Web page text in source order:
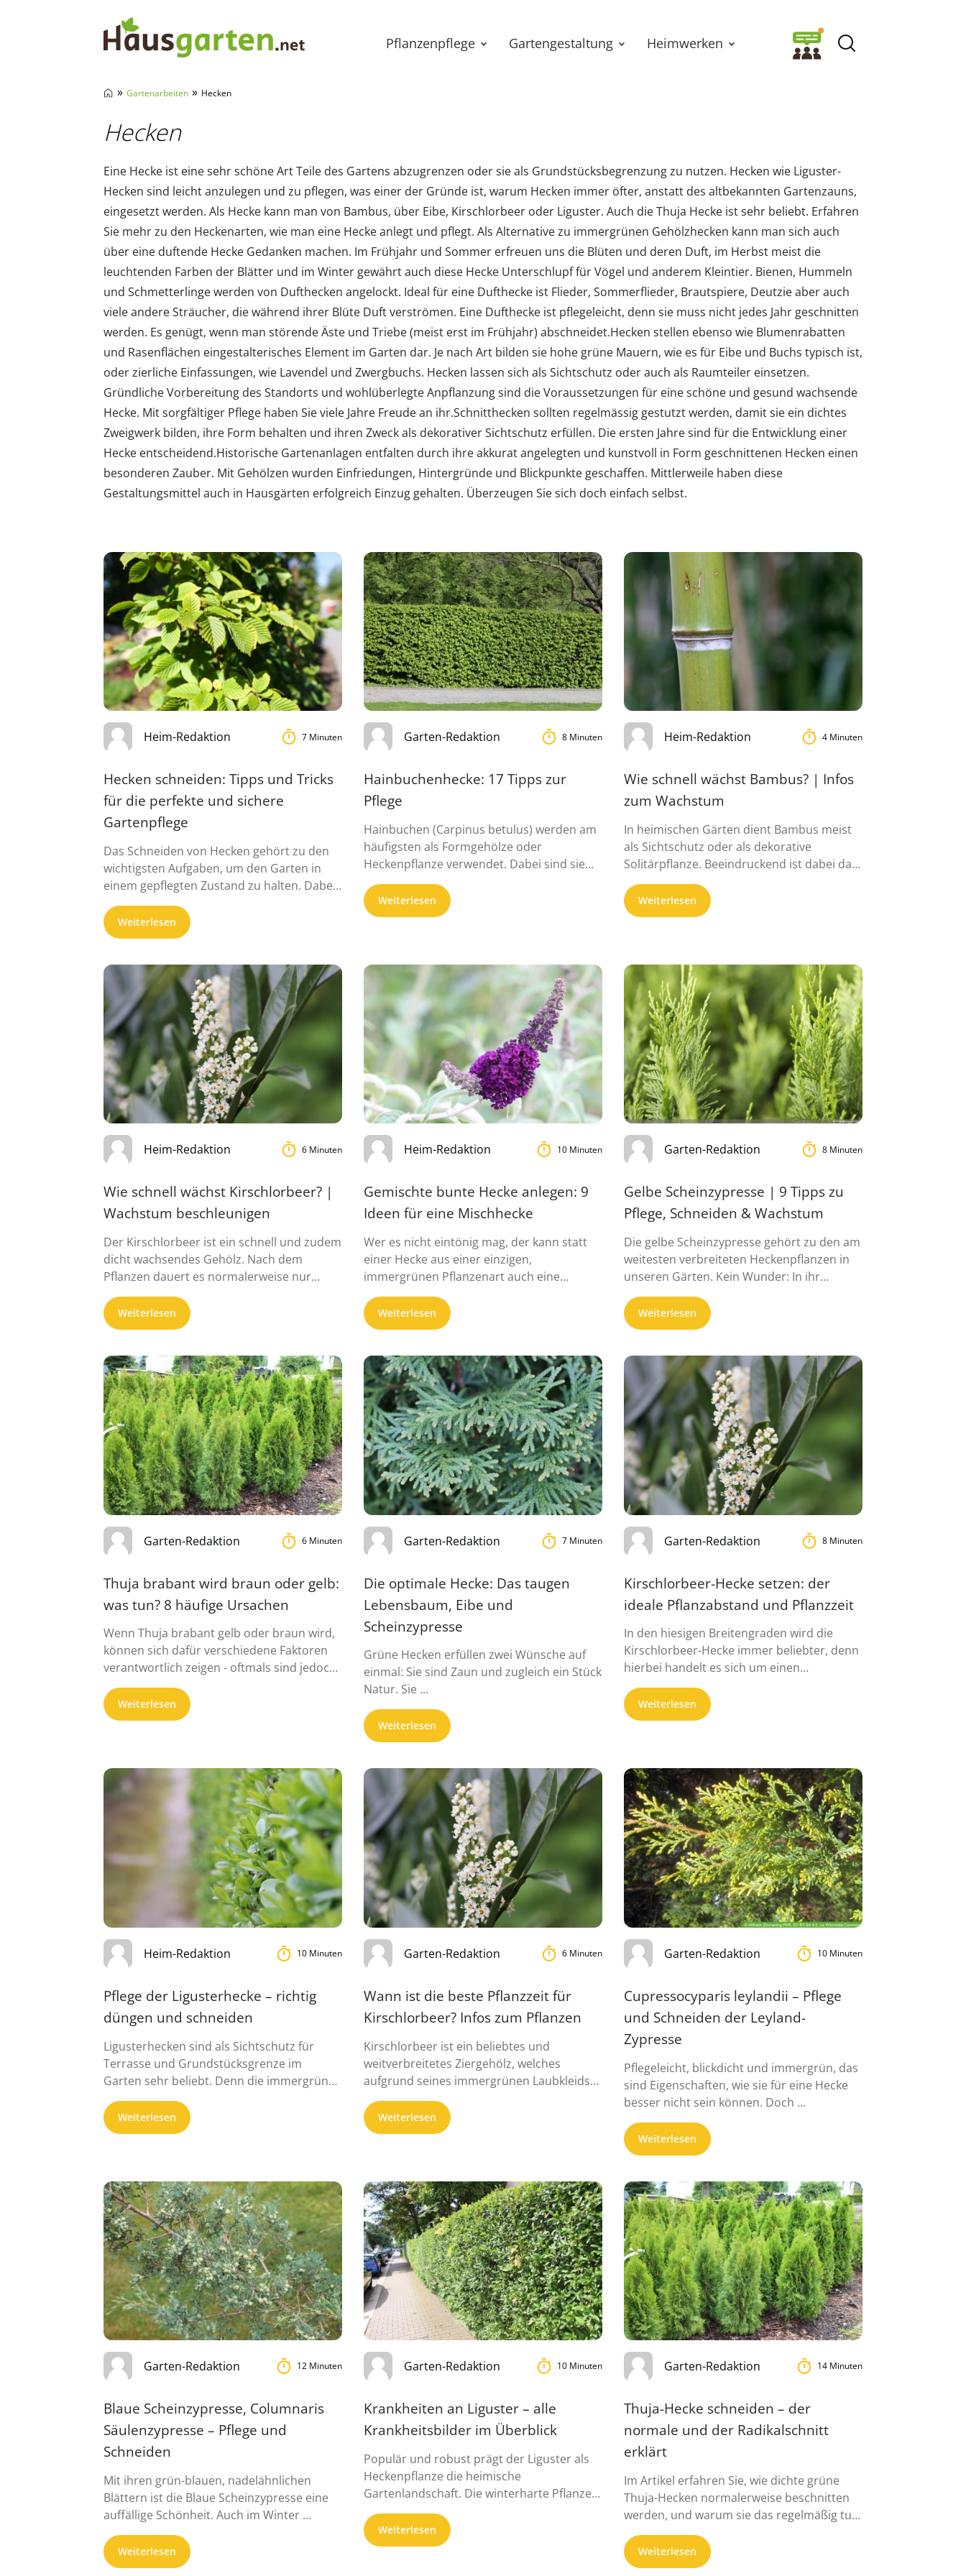
Pflanzenpflege Gartengestaltung Heimwerken
» Gartenarbeiten » Hecken
Hecken
Eine Hecke ist eine sehr schöne Art Teile des Gartens abzugrenzen oder sie als Grundstücksbegrenzung zu nutzen. Hecken wie Liguster-
Hecken sind leicht anzulegen und zu pflegen, was einer der Gründe ist, warum Hecken immer öfter, anstatt des altbekannten Gartenzauns,
eingesetzt werden. Als Hecke kann man von Bambus, über Eibe, Kirschlorbeer oder Liguster. Auch die Thuja Hecke ist sehr beliebt. Erfahren
Sie mehr zu den Heckenarten, wie man eine Hecke anlegt und pflegt. Als Alternative zu immergrünen Gehölzhecken kann man sich auch
über eine duftende Hecke Gedanken machen. Im Frühjahr und Sommer erfreuen uns die Blüten und deren Duft, im Herbst meist die
leuchtenden Farben der Blätter und im Winter gewährt auch diese Hecke Unterschlupf für Vögel und anderem Kleintier. Bienen, Hummeln
und Schmetterlinge werden von Dufthecken angelockt. Ideal für eine Dufthecke ist Flieder, Sommerflieder, Brautspiere, Deutzie aber auch
viele andere Sträucher, die während ihrer Blüte Duft verströmen. Eine Dufthecke ist pflegeleicht, denn sie muss nicht jedes Jahr geschnitten
werden. Es genügt, wenn man störende Äste und Triebe (meist erst im Frühjahr) abschneidet.Hecken stellen ebenso wie Blumenrabatten
und Rasenflächen eingestalterisches Element im Garten dar. Je nach Art bilden sie hohe grüne Mauern, wie es für Eibe und Buchs typisch ist,
oder zierliche Einfassungen, wie Lavendel und Zwergbuchs. Hecken lassen sich als Sichtschutz oder auch als Raumteiler einsetzen.
Gründliche Vorbereitung des Standorts und wohlüberlegte Anpflanzung sind die Voraussetzungen für eine schöne und gesund wachsende
Hecke. Mit sorgfältiger Pflege haben Sie viele Jahre Freude an ihr.Schnitthecken sollten regelmässig gestutzt werden, damit sie ein dichtes
Zweigwerk bilden, ihre Form behalten und ihren Zweck als dekorativer Sichtschutz erfüllen. Die ersten Jahre sind für die Entwicklung einer
Hecke entscheidend.Historische Gartenanlagen entfalten durch ihre akkurat angelegten und kunstvoll in Form geschnittenen Hecken einen
besonderen Zauber. Mit Gehölzen wurden Einfriedungen, Hintergründe und Blickpunkte geschaffen. Mittlerweile haben diese
Gestaltungsmittel auch in Hausgärten erfolgreich Einzug gehalten. Überzeugen Sie sich doch einfach selbst.
Heim-Redaktion 7 Minuten
Hecken schneiden: Tipps und Tricks
für die perfekte und sichere
Gartenpflege
Das Schneiden von Hecken gehört zu den
wichtigsten Aufgaben, um den Garten in
einem gepflegten Zustand zu halten. Dabei
Weiterlesen
Garten-Redaktion 8 Minuten
Hainbuchenhecke: 17 Tipps zur
Pflege
Hainbuchen (Carpinus betulus) werden am
häufigsten als Formgehölze oder
Heckenpflanze verwendet. Dabei sind sie
eigentlich gar keine Buchen, ...
Weiterlesen
Heim-Redaktion 4 Minuten
Wie schnell wächst Bambus? | Infos
zum Wachstum
In heimischen Gärten dient Bambus meist
als Sichtschutz oder als dekorative
Solitärpflanze. Beeindruckend ist dabei das
schnelle Wachstum, ...
Weiterlesen
Heim-Redaktion 6 Minuten
Wie schnell wächst Kirschlorbeer? |
Wachstum beschleunigen
Der Kirschlorbeer ist ein schnell und zudem
dicht wachsendes Gehölz. Nach dem
Pflanzen dauert es normalerweise nur
wenige Jahre, ...
Weiterlesen
Heim-Redaktion 10 Minuten
Gemischte bunte Hecke anlegen: 9
Ideen für eine Mischhecke
Wer es nicht eintönig mag, der kann statt
einer Hecke aus einer einzigen,
immergrünen Pflanzenart auch eine
Mischhecke ...
Weiterlesen
Garten-Redaktion 8 Minuten
Gelbe Scheinzypresse | 9 Tipps zu
Pflege, Schneiden & Wachstum
Die gelbe Scheinzypresse gehört zu den am
weitesten verbreiteten Heckenpflanzen in
unseren Gärten. Kein Wunder: In ihr
verbinden ...
Weiterlesen
Garten-Redaktion 6 Minuten
Thuja brabant wird braun oder gelb:
was tun? 8 häufige Ursachen
Wenn Thuja brabant gelb oder braun wird,
können sich dafür verschiedene Faktoren
verantwortlich zeigen - oftmals sind jedoch
Weiterlesen
Garten-Redaktion 7 Minuten
Die optimale Hecke: Das taugen
Lebensbaum, Eibe und
Scheinzypresse
Grüne Hecken erfüllen zwei Wünsche auf
einmal: Sie sind Zaun und zugleich ein Stück
Natur. Sie ...
Weiterlesen
Garten-Redaktion 8 Minuten
Kirschlorbeer-Hecke setzen: der
ideale Pflanzabstand und Pflanzzeit
In den hiesigen Breitengraden wird die
Kirschlorbeer-Hecke immer beliebter, denn
hierbei handelt es sich um einen
immergrünen Strauch, der ...
Weiterlesen
Heim-Redaktion 10 Minuten
Pflege der Ligusterhecke – richtig
düngen und schneiden
Ligusterhecken sind als Sichtschutz für
Terrasse und Grundstücksgrenze im
Garten sehr beliebt. Denn die immergrüne
Hecke wä...
Weiterlesen
Garten-Redaktion 6 Minuten
Wann ist die beste Pflanzzeit für
Kirschlorbeer? Infos zum Pflanzen
Kirschlorbeer ist ein beliebtes und
weitverbreitetes Ziergehölz, welches
aufgrund seines immergrünen Laubkleids
überwiegend für Hecken genutzt wird. ...
Weiterlesen
Garten-Redaktion 10 Minuten
Cupressocyparis leylandii – Pflege
und Schneiden der Leyland-
Zypresse
Pflegeleicht, blickdicht und immergrün, das
sind Eigenschaften, wie sie für eine Hecke
besser nicht sein können. Doch ...
Weiterlesen
Garten-Redaktion 12 Minuten
Blaue Scheinzypresse, Columnaris
Säulenzypresse – Pflege und
Schneiden
Mit ihren grün-blauen, nadelähnlichen
Blättern ist die Blaue Scheinzypresse eine
auffällige Schönheit. Auch im Winter ...
Weiterlesen
Garten-Redaktion 10 Minuten
Krankheiten an Liguster – alle
Krankheitsbilder im Überblick
Populär und robust prägt der Liguster als
Heckenpflanze die heimische
Gartenlandschaft. Die winterharte Pflanze
ist für Anfä...
Weiterlesen
Garten-Redaktion 14 Minuten
Thuja-Hecke schneiden – der
normale und der Radikalschnitt
erklärt
Im Artikel erfahren Sie, wie dichte grüne
Thuja-Hecken normalerweise beschnitten
werden, und warum sie das regelmäßig tun
sollten: ...
Weiterlesen